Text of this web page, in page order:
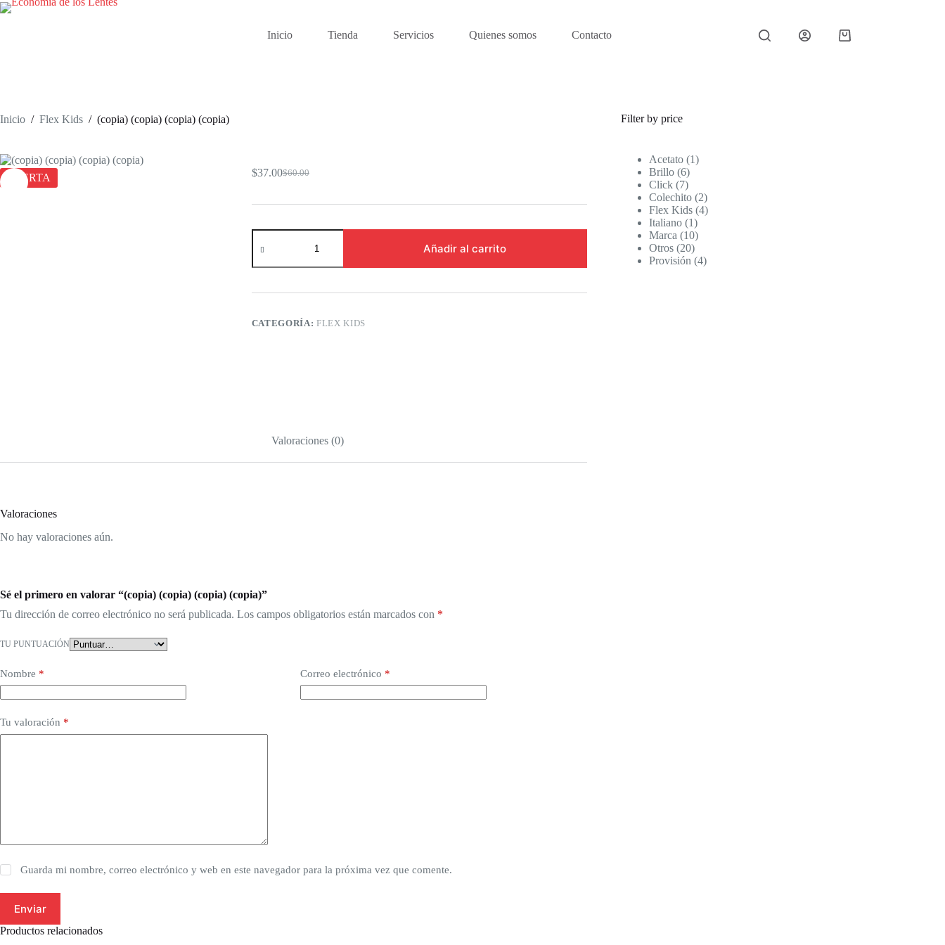
Saltar
Inicio Tienda Servicios Quienes somos Contacto
Carro
Inicio / Flex Kids / (copia) (copia) (copia) (copia)
OFERTA $60.00
El
original
$60.00.
$37.00El
actual
$37.00.
(copia)
(copia)
(copia)
Añadir al carrito
CATEGORÍA: FLEX KIDS
Valoraciones (0)
Valoraciones
No hay valoraciones aún.
Sé el primero en valorar “(copia) (copia) (copia) (copia)”
Tu dirección de correo electrónico no será publicada. Los campos obligatorios están marcados con *
TU PUNTUACIÓN
Nombre * Correo electrónico *
Tu valoración *
Guarda mi nombre, correo electrónico y web en este navegador para la próxima vez que comente.
Enviar
Productos relacionados
Filter by price
Acetato 11
Brillo 66
productos
Click 77
productos
Colechito 22
productos
Flex Kids 44
Italiano 11
producto
Marca 1010
productos
Otros 2020
productos
Provisión 44